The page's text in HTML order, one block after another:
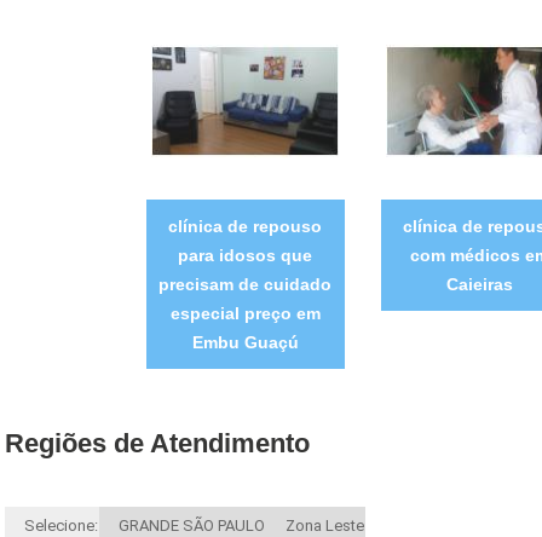
clínica de repouso
para idosos que
precisam de cuidado
especial preço em
Embu Guaçú
clínica de
com médicos
Caieiras
Regiões de Atendimento
Selecione: GRANDE SÃO PAULO Zona Leste